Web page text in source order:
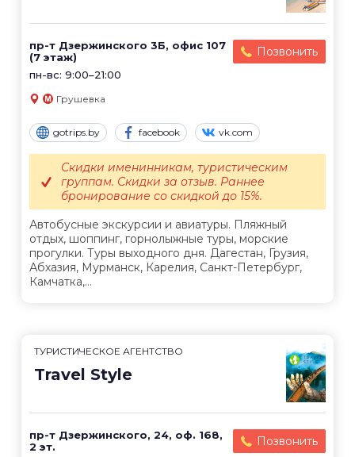
пр-т Дзержинского 3Б, офис 107
(7 этаж)
пн-вс: 9:00–21:00
Позвонить
Грушевка
gotrips.by facebook vk.com
Автобусные экскурсии и авиатуры. Пляжный
отдых, шоппинг, горнолыжные туры, морские
прогулки. Туры выходного дня. Дагестан, Грузия,
Абхазия, Мурманск, Карелия, Санкт-Петербург,
Камчатка,...
Скидки именинникам, туристическим
группам. Скидки за отзыв. Раннее
бронирование со скидкой до 15%.
ТУРИСТИЧЕСКОЕ АГЕНТСТВО
Travel Style
пр-т Дзержинского, 24, оф. 168,
2 эт.
Позвонить